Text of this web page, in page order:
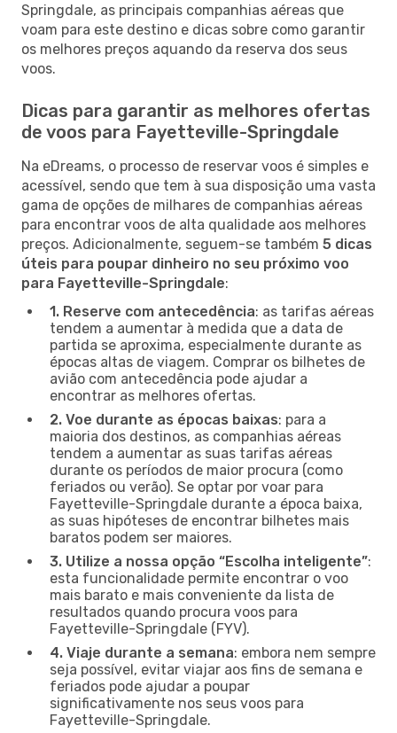
Springdale, as principais companhias aéreas que
voam para este destino e dicas sobre como garantir
os melhores preços aquando da reserva dos seus
voos.
Dicas para garantir as melhores ofertas
de voos para Fayetteville-Springdale
Na eDreams, o processo de reservar voos é simples e
acessível, sendo que tem à sua disposição uma vasta
gama de opções de milhares de companhias aéreas
para encontrar voos de alta qualidade aos melhores
preços. Adicionalmente, seguem-se também 5 dicas
úteis para poupar dinheiro no seu próximo voo
para Fayetteville-Springdale:
1. Reserve com antecedência: as tarifas aéreas
tendem a aumentar à medida que a data de
partida se aproxima, especialmente durante as
épocas altas de viagem. Comprar os bilhetes de
avião com antecedência pode ajudar a
encontrar as melhores ofertas.
2. Voe durante as épocas baixas: para a
maioria dos destinos, as companhias aéreas
tendem a aumentar as suas tarifas aéreas
durante os períodos de maior procura (como
feriados ou verão). Se optar por voar para
Fayetteville-Springdale durante a época baixa,
as suas hipóteses de encontrar bilhetes mais
baratos podem ser maiores.
3. Utilize a nossa opção “Escolha inteligente”:
esta funcionalidade permite encontrar o voo
mais barato e mais conveniente da lista de
resultados quando procura voos para
Fayetteville-Springdale (FYV).
4. Viaje durante a semana: embora nem sempre
seja possível, evitar viajar aos fins de semana e
feriados pode ajudar a poupar
significativamente nos seus voos para
Fayetteville-Springdale.